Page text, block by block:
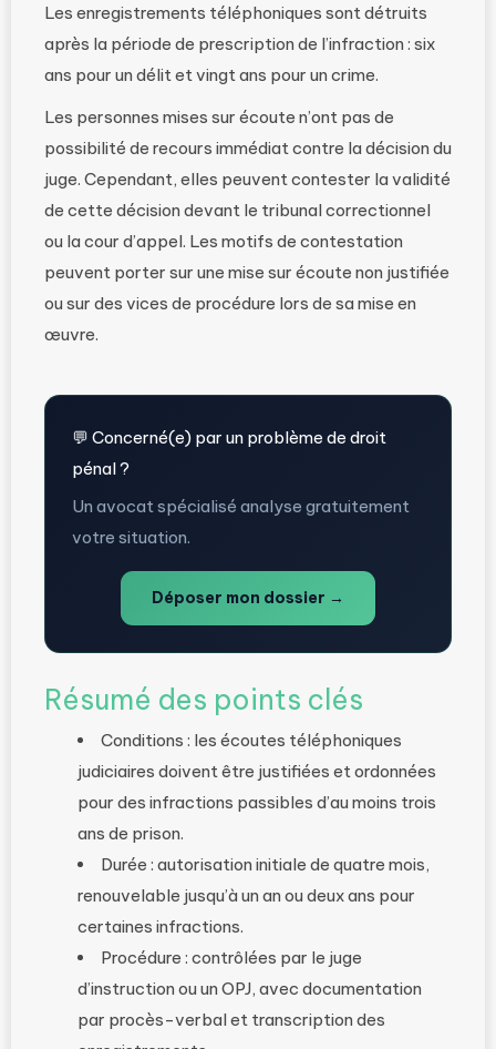
Les enregistrements téléphoniques sont détruits
après la période de prescription de l’infraction : six
ans pour un délit et vingt ans pour un crime.
Les personnes mises sur écoute n’ont pas de
possibilité de recours immédiat contre la décision du
juge. Cependant, elles peuvent contester la validité
de cette décision devant le tribunal correctionnel
ou la cour d’appel. Les motifs de contestation
peuvent porter sur une mise sur écoute non justifiée
ou sur des vices de procédure lors de sa mise en
œuvre.
💬 Concerné(e) par un problème de droit
pénal ?
Un avocat spécialisé analyse gratuitement
votre situation.
Déposer mon dossier →
Résumé des points clés
Conditions : les écoutes téléphoniques
judiciaires doivent être justifiées et ordonnées
pour des infractions passibles d’au moins trois
ans de prison.
Durée : autorisation initiale de quatre mois,
renouvelable jusqu’à un an ou deux ans pour
certaines infractions.
Procédure : contrôlées par le juge
d’instruction ou un OPJ, avec documentation
par procès-verbal et transcription des